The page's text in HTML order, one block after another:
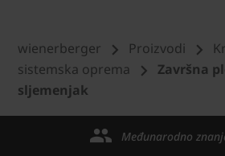
wienerberger Proizvodi
sistemska oprema
Završna
sljemenjak
Međunarodno